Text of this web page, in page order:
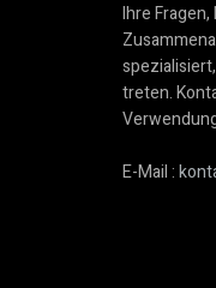
Ihre
treten.
E-Mail :